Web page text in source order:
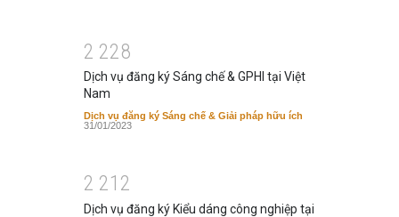
2 228
Dịch vụ đăng ký Sáng chế & GPHI tại Việt
Nam
Dịch vụ đăng ký Sáng chế & Giải pháp hữu ích
31/01/2023
2 21 2
Dịch vụ đăng ký Kiểu dáng công nghiệp tại